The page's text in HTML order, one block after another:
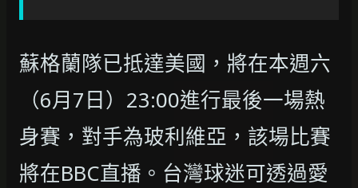
蘇格蘭隊已抵達美國，將在本週六
（6月7日）23:00進行最後一場熱
身賽，對手為玻利維亞，該場比賽
將在BBC直播。台灣球迷可透過愛